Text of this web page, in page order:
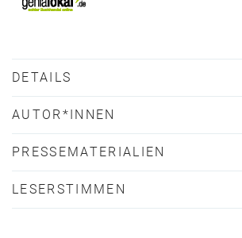
DETAILS
AUTOR*INNEN
PRESSEMATERIALIEN
LESERSTIMMEN